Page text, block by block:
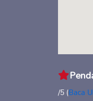
/5 (Baca